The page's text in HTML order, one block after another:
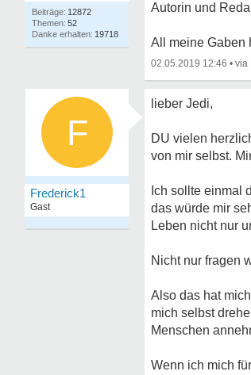
12872
52
19718
Autorin und
All meine Gaben
02.05.2019 12:46 •
F
Frederick1
Gast
lieber Jedi,
DU vielen
von mir selbst.
Ich sollte einmal
das würde mir
Leben nicht nur
Nicht nur fragen
Also das hat
mich selbst
Menschen
Wenn ich mich